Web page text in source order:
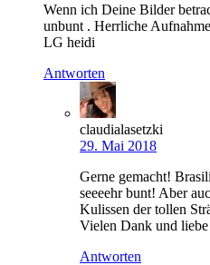
Wenn ich Deine Bilder
unbunt . Herrliche
LG heidi
Antworten
claudialasetzki
29. Mai 2018
Gerne gemacht!
seeeehr bunt! Aber
Kulissen der tollen
Vielen Dank und
Antworten